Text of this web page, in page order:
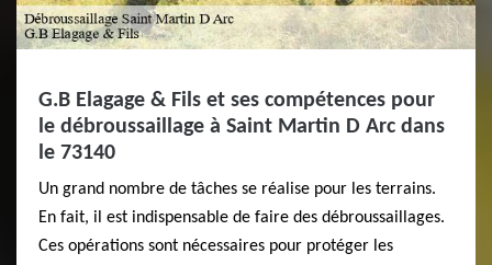
G.B Elagage & Fils et ses compétences pour
le débroussaillage à Saint Martin D Arc dans
le 73140
Un grand nombre de tâches se réalise pour les terrains.
En fait, il est indispensable de faire des débroussaillages.
Ces opérations sont nécessaires pour protéger les